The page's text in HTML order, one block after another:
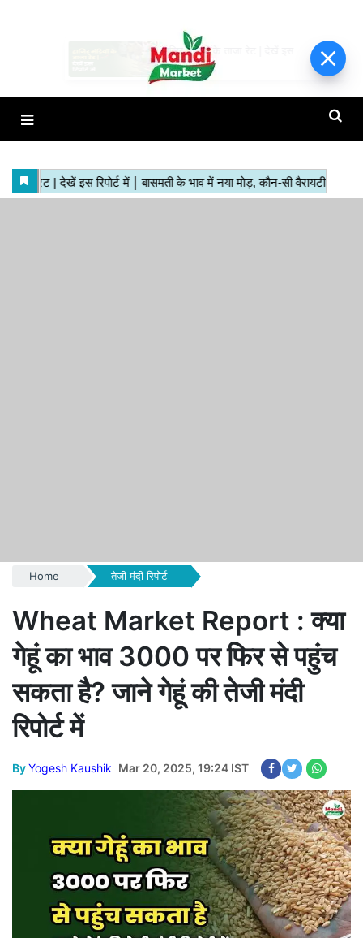
Home तेजी मंदी रिपोर्ट
Wheat Market Report : क्या
गेहूं का भाव 3000 पर फिर से पहुंच
सकता है? जाने गेहूं की तेजी मंदी
रिपोर्ट में
ByYogesh Kaushik Mar 20, 2025, 19:24 IST
हाजिर मंडियों के ताजा रेट | देखें इस
रिपोर्ट में